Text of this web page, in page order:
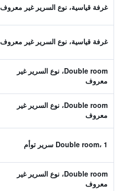
غرفة قياسية، نوع السرير غير معروف
غرفة قياسية، نوع السرير غير معروف
Double room، نوع السرير غير
معروف
Double room، نوع السرير غير
معروف
Double room، 1 سرير توأم
Double room، نوع السرير غير
معروف